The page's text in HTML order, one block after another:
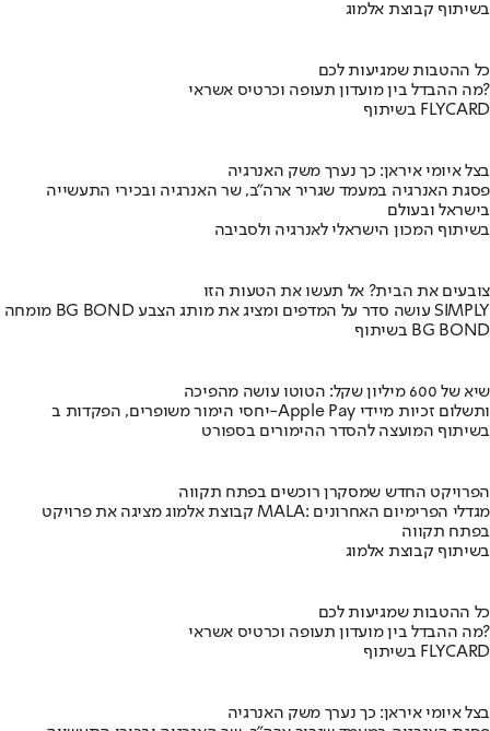
בשיתוף קבוצת אלמוג
כל ההטבות שמגיעות לכם
מה ההבדל בין מועדון תעופה וכרטיס אשראי?
בשיתוף FLYCARD
בצל איומי איראן: כך נערך משק האנרגיה
פסגת האנרגיה במעמד שגריר ארה"ב, שר האנרגיה ובכירי התעשייה
בישראל ובעולם
בשיתוף המכון הישראלי לאנרגיה ולסביבה
צובעים את הבית? אל תעשו את הטעות הזו
מומחה BG BOND עושה סדר על המדפים ומציג את מותג הצבע SIMPLY
בשיתוף BG BOND
שיא של 600 מיליון שקל: הטוטו עושה מהפיכה
יחסי הימור משופרים, הפקדות ב-Apple Pay ותשלום זכיות מיידי
בשיתוף המועצה להסדר ההימורים בספורט
הפרויקט החדש שמסקרן רוכשים בפתח תקווה
קבוצת אלמוג מציגה את פרויקט MALA: מגדלי הפרימיום האחרונים
בפתח תקווה
בשיתוף קבוצת אלמוג
כל ההטבות שמגיעות לכם
מה ההבדל בין מועדון תעופה וכרטיס אשראי?
בשיתוף FLYCARD
בצל איומי איראן: כך נערך משק האנרגיה